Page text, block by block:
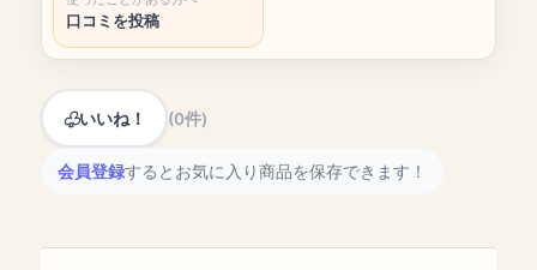
口コミを投稿
いいね！ (0件)
会員登録するとお気に入り商品を保存できます！